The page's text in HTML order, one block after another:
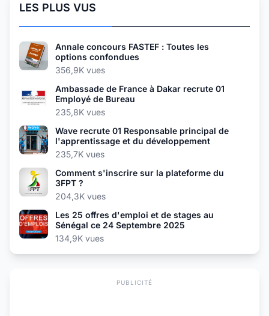
LES PLUS VUS
Annale concours FASTEF : Toutes les
options confondues
356,9K vues
Ambassade de France à Dakar recrute 01
Employé de Bureau
235,8K vues
Wave recrute 01 Responsable principal de
l'apprentissage et du développement
235,7K vues
Comment s'inscrire sur la plateforme du
3FPT ?
204,3K vues
Les 25 offres d'emploi et de stages au
Sénégal ce 24 Septembre 2025
134,9K vues
PUBLICITÉ